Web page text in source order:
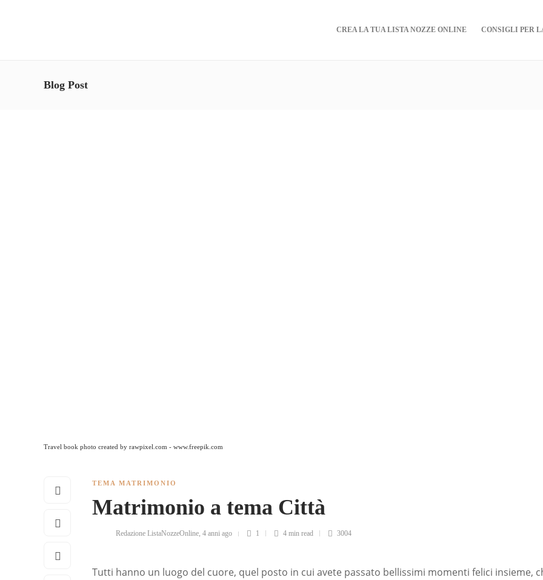
CREA LA TUA LISTA NOZZE ONLINE CONSIGLI PER
Blog Post
Travel book photo created by rawpixel.com - www.freepik.com
TEMA MATRIMONIO
Matrimonio a tema Città
Redazione ListaNozzeOnline 4 anni ago 1 4 min read 3004
Tutti hanno un luogo del cuore, quel posto in cui avete passato bellissimi momenti felici insieme,